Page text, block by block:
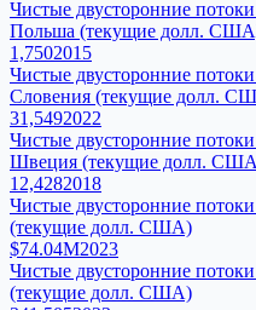
Чистые двусторонние
Польша (текущие долл.
1,7502015
Чистые двусторонние
Словения (текущие долл.
31,5492022
Чистые двусторонние
Швеция (текущие долл.
12,4282018
Чистые двусторонние
(текущие долл. США)
$74.04M2023
Чистые двусторонние
(текущие долл. США)